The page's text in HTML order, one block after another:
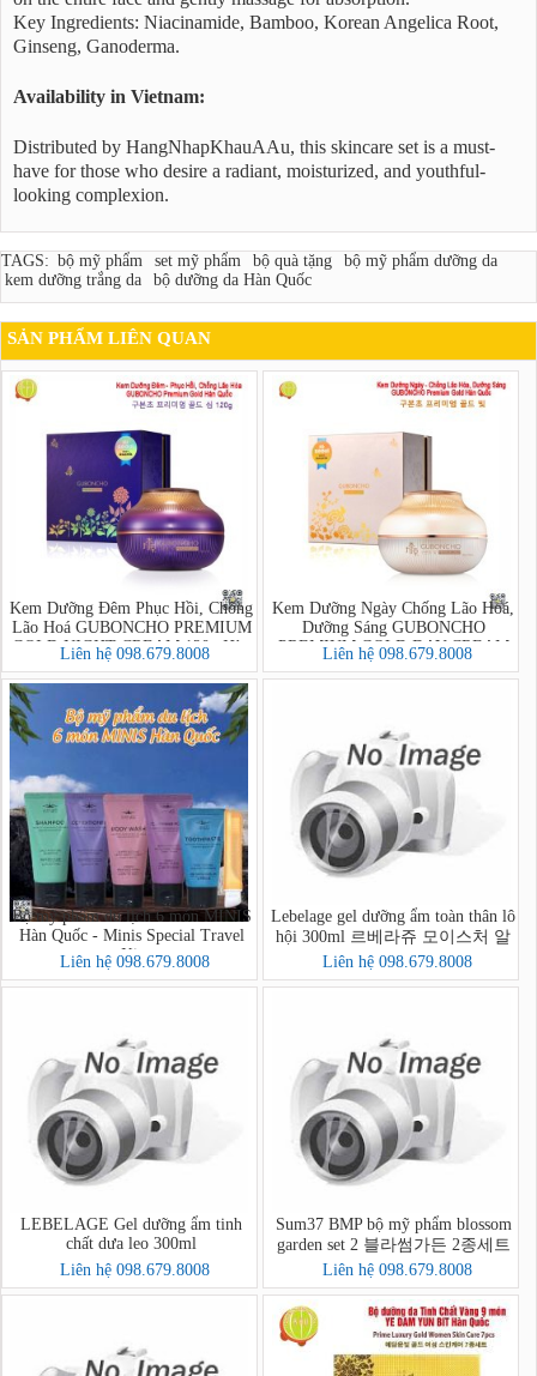
Key Ingredients: Niacinamide, Bamboo, Korean Angelica Root,
Ginseng, Ganoderma.
Availability in Vietnam:
Distributed by HangNhapKhauAAu, this skincare set is a must-
have for those who desire a radiant, moisturized, and youthful-
looking complexion.
TAGS: bộ mỹ phẩm set mỹ phẩm bộ quà tặng
bộ mỹ phẩm dưỡng da
kem dưỡng trắng da
bộ dưỡng da Hàn Quốc
SẢN PHẨM LIÊN QUAN
Kem Dưỡng Đêm Phục Hồi, Chống
Lão Hoá GUBONCHO PREMIUM
GOLD NIGHT CREAM 120g Hàn
Liên hệ 098.679.8008
Kem Dưỡng Ngày Chống Lão Hoá,
Dưỡng Sáng GUBONCHO
PREMIUM GOLD DAY CREAM
80g Hàn Quốc
Liên hệ 098.679.8008
Bộ mỹ phẩm du lịch 6 món MINIS
Hàn Quốc - Minis Special Travel
Kit
Liên hệ 098.679.8008
Lebelage gel dưỡng ẩm toàn thân lô
hội 300ml 르베라쥬 모이스처 알
로에 순도 100% 수딩젤
Liên hệ 098.679.8008
LEBELAGE Gel dưỡng ẩm tinh
chất dưa leo 300ml
Liên hệ 098.679.8008
Sum37 BMP bộ mỹ phẩm blossom
garden set 2 블라썸가든 2종세트
Liên hệ 098.679.8008